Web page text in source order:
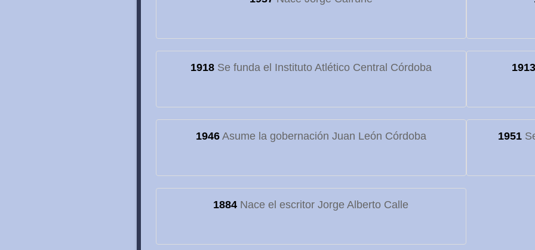
1918Se funda el Instituto Atlético Central Córdoba 1913
1946Asume la gobernación Juan León Córdoba 1951
1884 Nace el escritor Jorge Alberto Calle